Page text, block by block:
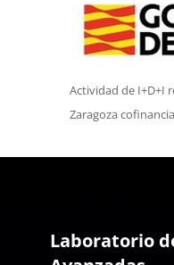
Actividad de I+D+I
Zaragoza
Laboratorio